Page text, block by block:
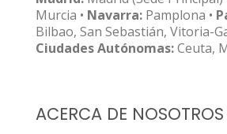
Murcia • Navarra: Pamplona •
Bilbao, San Sebastián, Vitoria-
Ciudades Autónomas:Ceuta,
ACERCA DE NOSOTROS